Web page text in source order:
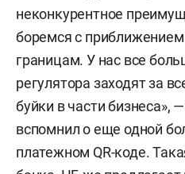
неконкурентное
боремся с
границам. У нас все
регулятора заходят за
буйки в части бизнеса»,
вспомнил о еще одной
платежном QR-коде.